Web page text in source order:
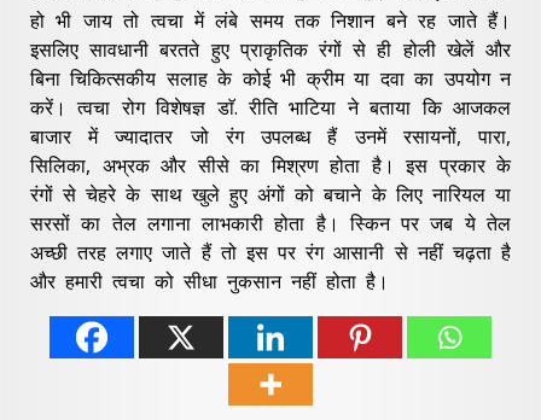
हो भी जाय तो त्वचा में लंबे समय तक निशान बने रह जाते हैं।
इसलिए सावधानी बरतते हुए प्राकृतिक रंगों से ही होली खेलें और
बिना चिकित्सकीय सलाह के कोई भी क्रीम या दवा का उपयोग न
करें। त्वचा रोग विशेषज्ञ डाॅ. रीति भाटिया ने बताया कि आजकल
बाजार में ज्यादातर जो रंग उपलब्ध हैं उनमें रसायनों, पारा,
सिलिका, अभ्रक और सीसे का मिश्रण होता है। इस प्रकार के
रंगों से चेहरे के साथ खुले हुए अंगों को बचाने के लिए नारियल या
सरसों का तेल लगाना लाभकारी होता है। स्किन पर जब ये तेल
अच्छी तरह लगाए जाते हैं तो इस पर रंग आसानी से नहीं चढ़ता है
और हमारी त्वचा को सीधा नुकसान नहीं होता है।